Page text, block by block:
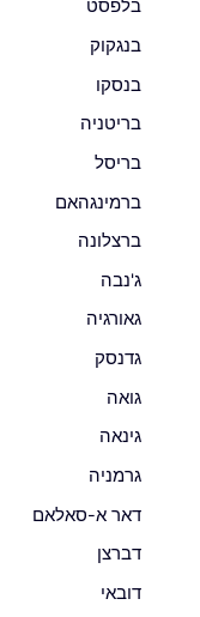
בלפסט
בנגקוק
בנסקו
בריטניה
בריסל
ברמינגהאם
ברצלונה
ג'נבה
גאורגיה
גדנסק
גואה
גינאה
גרמניה
דאר א-סאלאם
דברצן
דובאי